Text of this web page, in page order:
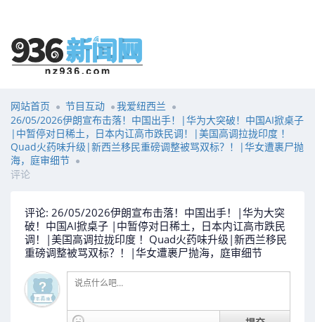
网站首页 节目互动
我爱纽西兰
26/05/2026伊朗宣布击落！中国出手！|华为大突破！中国AI掀桌子
|中暂停对日稀土，日本内讧高市跌民调！|美国高调拉拢印度 ！
Quad火药味升级|新西兰移民重磅调整被骂双标？！|华女遭裹尸抛
海，庭审细节
评论
评论: 26/05/2026伊朗宣布击落！中国出手！|华为大突
破！中国AI掀桌子 |中暂停对日稀土，日本内讧高市跌民
调！|美国高调拉拢印度 ！Quad火药味升级|新西兰移民
重磅调整被骂双标？！|华女遭裹尸抛海，庭审细节